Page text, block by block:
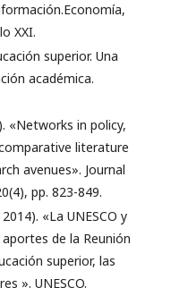
XXI.
superior. Una
académica.
«Networks in policy,
literature
avenues». Journal
pp. 823-849.
«La UNESCO y
de la Reunión
superior, las
». UNESCO.